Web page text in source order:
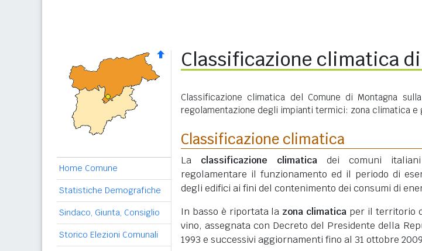
Home Comune
Statistiche Demografiche
Sindaco, Giunta, Consiglio
Storico Elezioni Comunali
Classificazione climatica
Classificazione climatica del Comune di Montagna
regolamentazione degli impianti termici: zona climatica e
Classificazione climatica
La classificazione climatica dei comuni
regolamentare il funzionamento ed il periodo di
degli edifici ai fini del contenimento dei consumi di
In basso è riportata la zona climatica per il territorio
vino, assegnata con Decreto del Presidente della
1993 e successivi aggiornamenti fino al 31 ottobre